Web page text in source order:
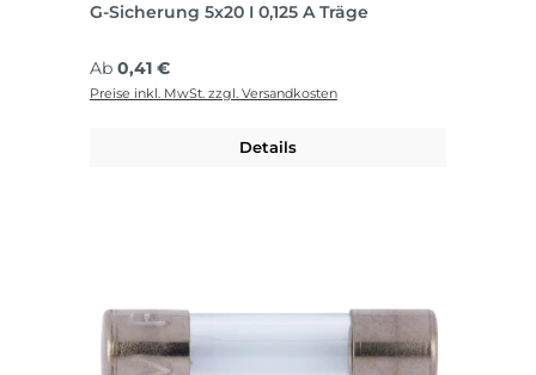
G-Sicherung 5x20 I 0,125 A Träge
Regulärer Preis:
Ab 0,41 €
Preise inkl. MwSt. zzgl. Versandkosten
Details